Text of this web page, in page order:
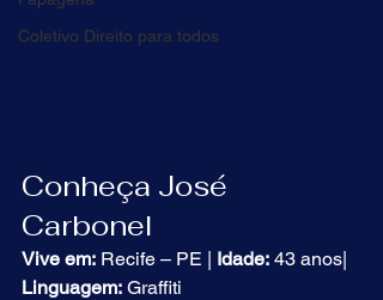
Coletivo Direito para todos
Conheça José
Carbonel
Vive em: Recife – PE | Idade: 43 anos|
Linguagem: Graffiti